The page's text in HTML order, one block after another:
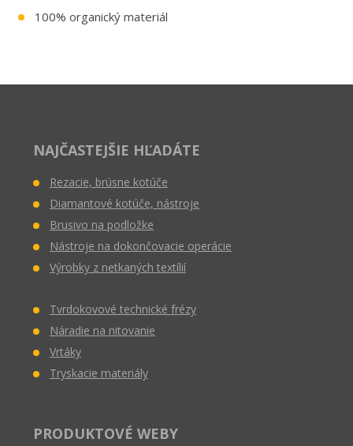
100% organický materiál
NAJČASTEJŠIE HĽADÁTE
Rezacie, brúsne kotúče
Diamantové kotúče, nástroje
Brusivo na podložke
Nástroje na dokončovacie operácie
Výrobky z netkaných textílií
Tvrdokovové technické frézy
Náradie na nitovanie
Vrtáky
Tryskacie materiály
PRODUKTOVÉ WEBY